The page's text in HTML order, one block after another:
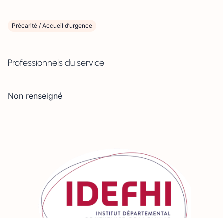
Précarité / Accueil d’urgence
Professionnels du service
Non renseigné